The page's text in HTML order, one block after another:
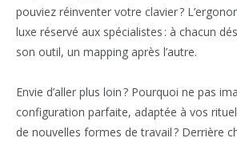
pouviez réinventer votre clavier ?
luxe réservé aux spécialistes : à chacun
son outil, un mapping après l’autre.
Envie d’aller plus loin ? Pourquoi ne pas
configuration parfaite, adaptée à vos
de nouvelles formes de travail ? Derrière